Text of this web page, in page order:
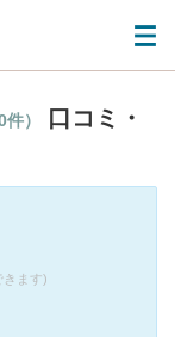
）
口コミ・
きます)